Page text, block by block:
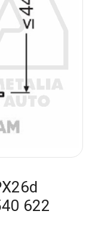
622